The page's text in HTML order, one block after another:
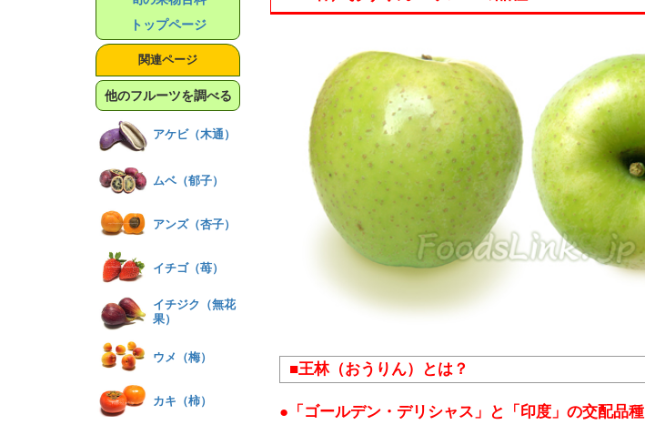
■王林（おうりん）とは？
●「ゴールデン・デリシャス」と「印度」の交配品種
トップページ
関連ページ
他のフルーツを調べる
アケビ（木通）
ムベ（郁子）
アンズ（杏子）
イチゴ（苺）
イチジク（無花
果）
ウメ（梅）
カキ（柿）